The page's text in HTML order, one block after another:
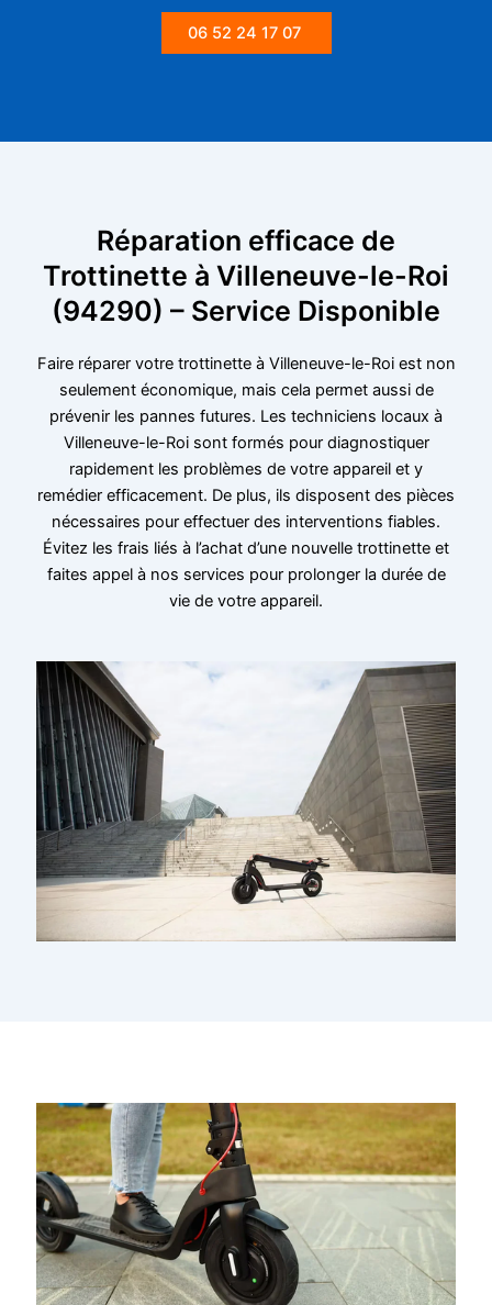
06 52 24 17 07
Réparation efficace de
Trottinette à Villeneuve-le-Roi
(94290) – Service Disponible
Faire réparer votre trottinette à Villeneuve-le-Roi est non
seulement économique, mais cela permet aussi de
prévenir les pannes futures. Les techniciens locaux à
Villeneuve-le-Roi sont formés pour diagnostiquer
rapidement les problèmes de votre appareil et y
remédier efficacement. De plus, ils disposent des pièces
nécessaires pour effectuer des interventions fiables.
Évitez les frais liés à l’achat d’une nouvelle trottinette et
faites appel à nos services pour prolonger la durée de
vie de votre appareil.